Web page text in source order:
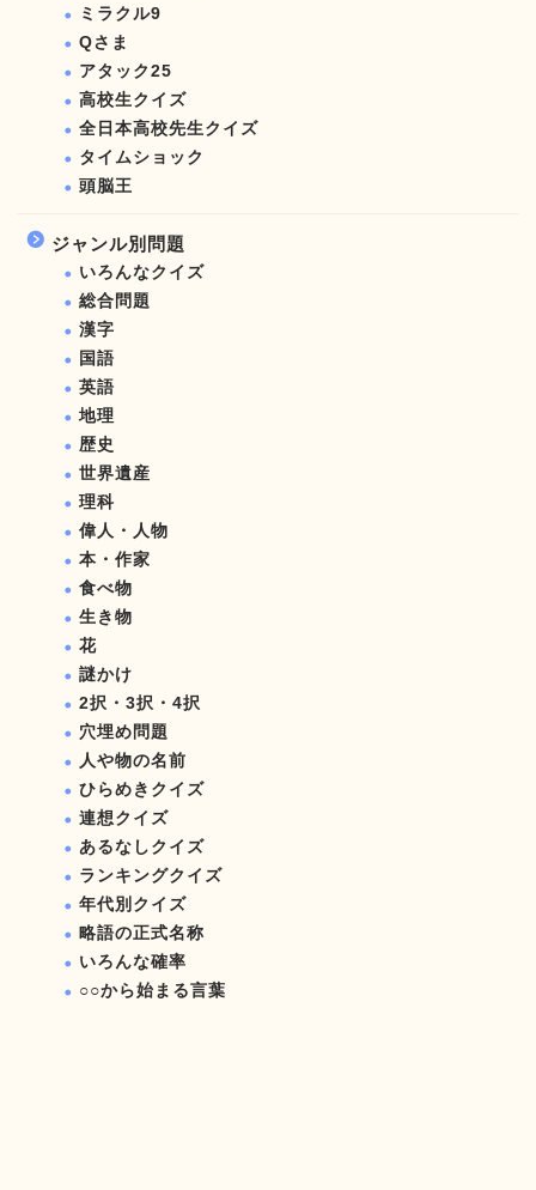
ミラクル9
Qさま
アタック25
高校生クイズ
全日本高校先生クイズ
タイムショック
頭脳王
ジャンル別問題
いろんなクイズ
総合問題
漢字
国語
英語
地理
歴史
世界遺産
理科
偉人・人物
本・作家
食べ物
生き物
花
謎かけ
2択・3択・4択
穴埋め問題
人や物の名前
ひらめきクイズ
連想クイズ
あるなしクイズ
ランキングクイズ
年代別クイズ
略語の正式名称
いろんな確率
○○から始まる言葉